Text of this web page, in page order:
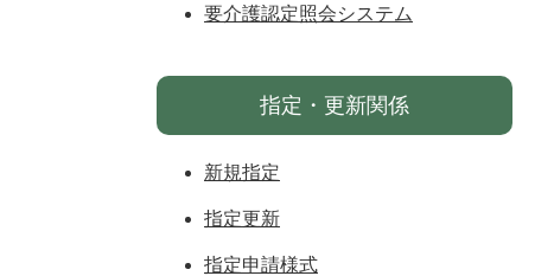
要介護認定照会システム
指定・更新関係
新規指定
指定更新
指定申請様式